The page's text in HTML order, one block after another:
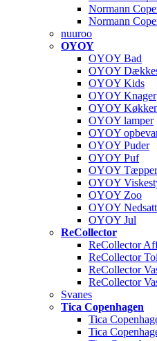
Normann
Normann
nuuroo
OYOY
OYOY Bad
OYOY
OYOY Kids
OYOY Knager
OYOY
OYOY lamper
OYOY
OYOY Puder
OYOY Puf
OYOY
OYOY
OYOY Zoo
OYOY
OYOY Jul
ReCollector
ReCollector
ReCollector
ReCollector
ReCollector
Svanes
Tica Copenhagen
Tica
Tica